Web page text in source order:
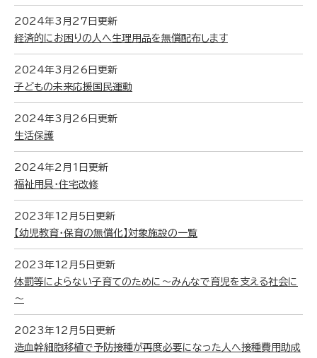
2024年3月27日更新
経済的にお困りの人へ生理用品を無償配布します
2024年3月26日更新
子どもの未来応援国民運動
2024年3月26日更新
生活保護
2024年2月1日更新
福祉用具・住宅改修
2023年12月5日更新
【幼児教育・保育の無償化】対象施設の一覧
2023年12月5日更新
体罰等によらない子育てのために～みんなで育児を支える社会に
～
2023年12月5日更新
造血幹細胞移植で予防接種が再度必要になった人へ接種費用助成